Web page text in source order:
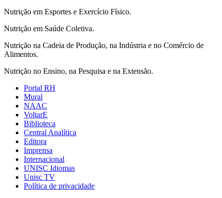
Nutrição em Esportes e Exercício Físico.
Nutrição em Saúde Coletiva.
Nutrição na Cadeia de Produção, na Indústria e no Comércio de
Alimentos.
Nutrição no Ensino, na Pesquisa e na Extensão.
Portal RH
Mural
NAAC
VoltarE
Biblioteca
Central Analítica
Editora
Imprensa
Internacional
UNISC Idiomas
Unisc TV
Política de privacidade